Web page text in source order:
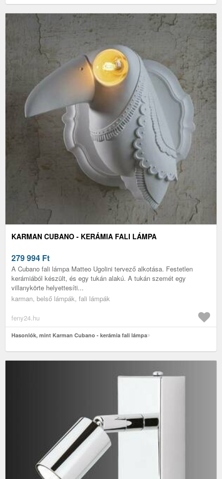
KARMAN CUBANO - KERÁMIA FALI LÁMPA
279 994 Ft
A Cubano fali lámpa Matteo Ugolini tervező alkotása. Festetlen
kerámiából készült, és egy tukán alakú. A tukán szemét egy
villanykörte helyettesíti...
karman, belső lámpák, fali lámpák
feny24.hu
Hasonlók, mint Karman Cubano - kerámia fali lámpa